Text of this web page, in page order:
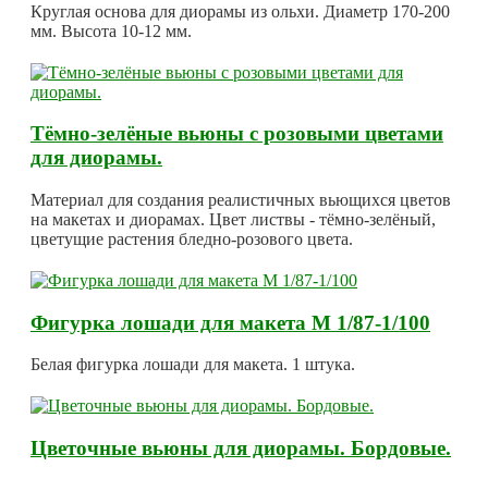
Круглая основа для диорамы из ольхи. Диаметр 170-200
мм. Высота 10-12 мм.
Тёмно-зелёные вьюны с розовыми цветами
для диорамы.
Материал для создания реалистичных вьющихся цветов
на макетах и диорамах. Цвет листвы - тёмно-зелёный,
цветущие растения бледно-розового цвета.
Фигурка лошади для макета М 1/87-1/100
Белая фигурка лошади для макета. 1 штука.
Цветочные вьюны для диорамы. Бордовые.